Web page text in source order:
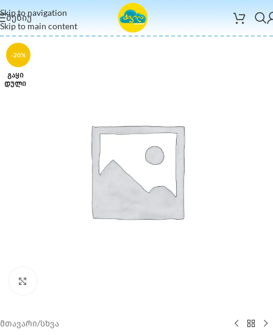
Skip to navigation
Skip to main content
ᲛᲔᲜᲘᲣ
-20%
ᲒᲐᲧᲘ
ᲓᲣᲚᲘ
მთავარი/სხვა